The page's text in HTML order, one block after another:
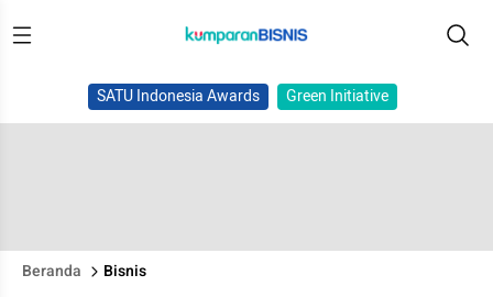
SATU Indonesia Awards Green Initiative
Beranda Bisnis